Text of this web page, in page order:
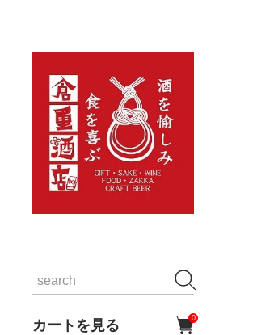
カートを見る 0